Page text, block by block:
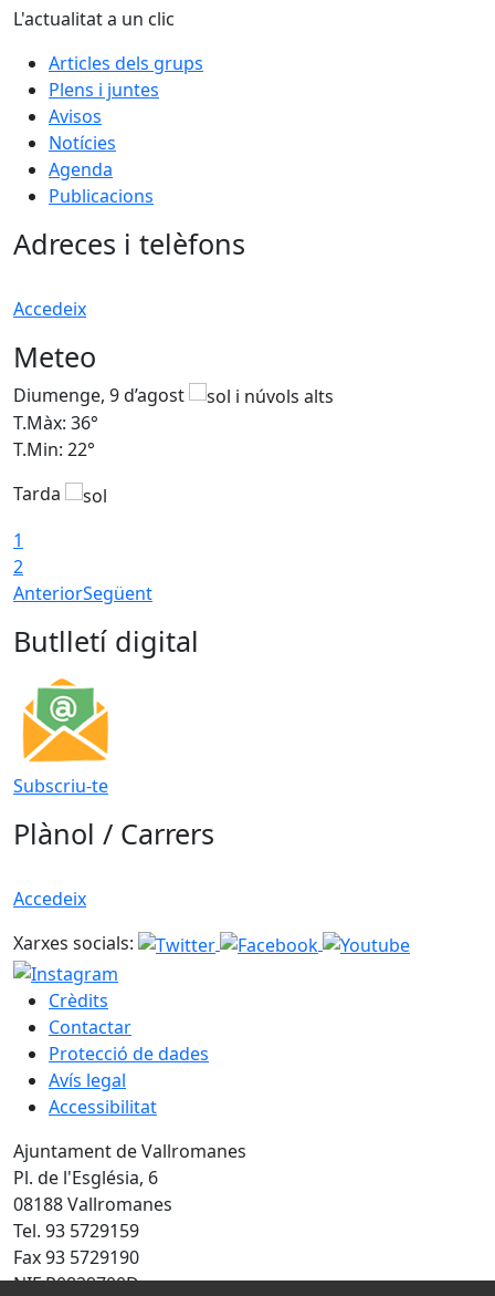
L'actualitat a un clic
Articles dels grups
Plens i juntes
Avisos
Notícies
Agenda
Publicacions
Adreces i telèfons
Accedeix
Meteo
Diumenge, 9 d’agost
T.Màx: 36°
T.Min: 22°
Tarda
1
2
AnteriorSegüent
Butlletí digital
Subscriu-te
Plànol / Carrers
Accedeix
Xarxes socials:
Crèdits
Contactar
Protecció de dades
Avís legal
Accessibilitat
Ajuntament de Vallromanes
Pl. de l'Església, 6
08188 Vallromanes
Tel. 93 5729159
Fax 93 5729190
NIF P0829700D